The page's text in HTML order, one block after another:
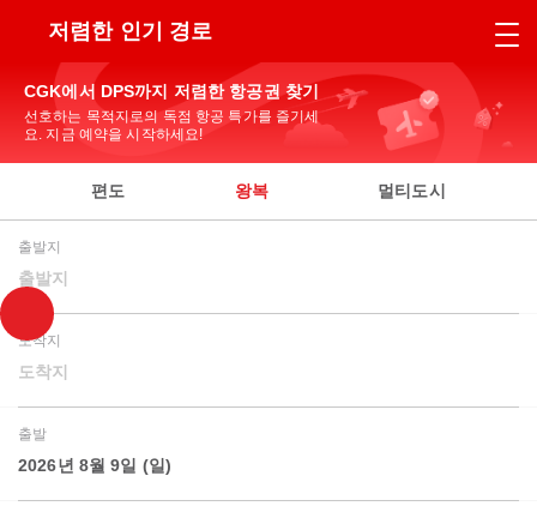
저렴한 인기 경로
CGK에서 DPS까지 저렴한 항공권 찾기
선호하는 목적지로의 독점 항공 특가를 즐기세
요. 지금 예약을 시작하세요!
편도 왕복 멀티도시
출발지
출발지
도착지
도착지
출발
2026년 8월 9일 (일)